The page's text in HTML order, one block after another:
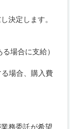
決定します。
場合に支給）
場合、購入費
務委託が希望